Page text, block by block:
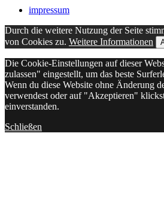
impressum
Durch die weitere Nutzung der Seite
von Cookies zu. Weitere Informationen
Die Cookie-Einstellungen auf dieser
zulassen" eingestellt, um das beste
Wenn du diese Website ohne Änderung
verwendest oder auf "Akzeptieren"
einverstanden.
Schließen